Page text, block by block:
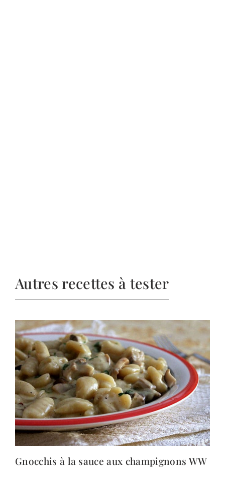
Autres recettes à tester
Gnocchis à la sauce aux champignons WW